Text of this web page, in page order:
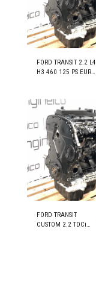
FORD TRANSIT 2.2 L4
H3 460 125 PS EURO
CYR5 - Copie
FORD TRANSIT
CUSTOM 2.2 TDCi